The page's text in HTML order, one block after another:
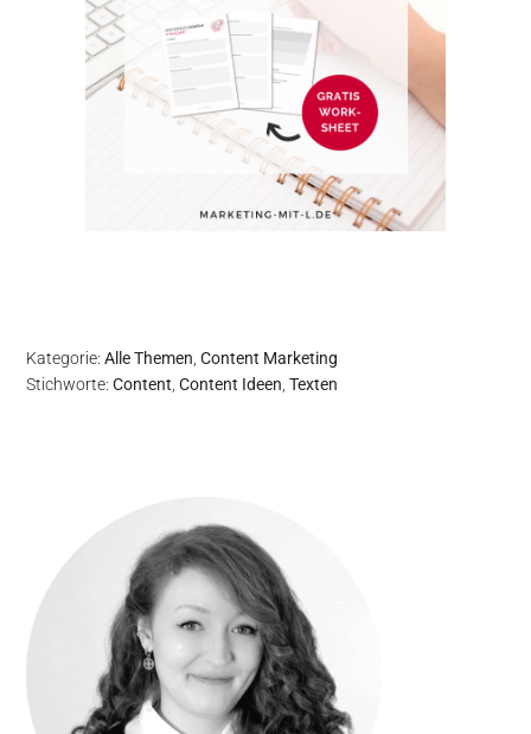
Kategorie:Alle Themen,Content Marketing
Stichworte:Content,Content Ideen,Texten